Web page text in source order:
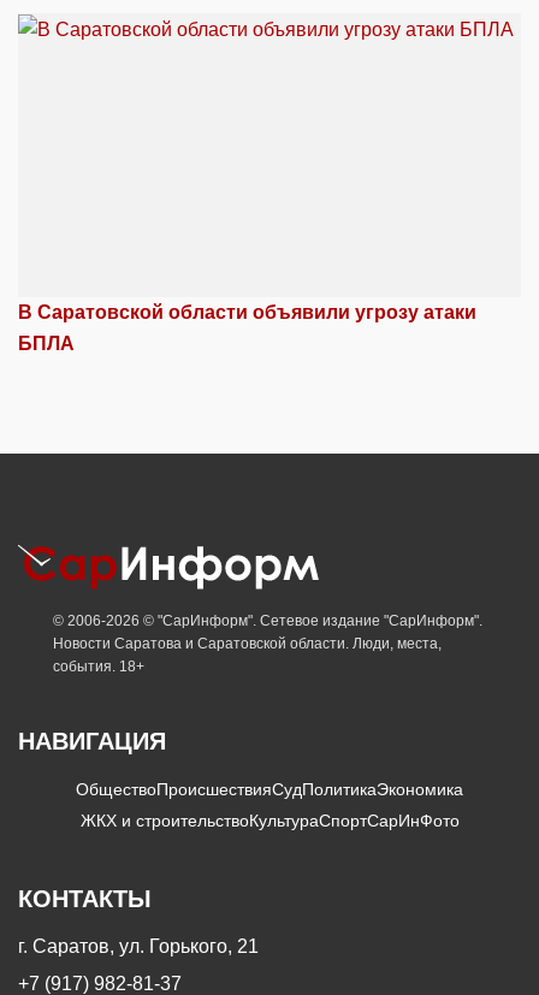
В Саратовской области объявили угрозу атаки
БПЛА
© 2006-2026 © "СарИнформ". Сетевое издание "СарИнформ".
Новости Саратова и Саратовской области. Люди, места,
события. 18+
НАВИГАЦИЯ
ОбществоПроисшествияСудПолитикаЭкономика
ЖКХ и строительствоКультураСпортСарИнФото
КОНТАКТЫ
г. Саратов, ул. Горького, 21
+7 (917) 982-81-37